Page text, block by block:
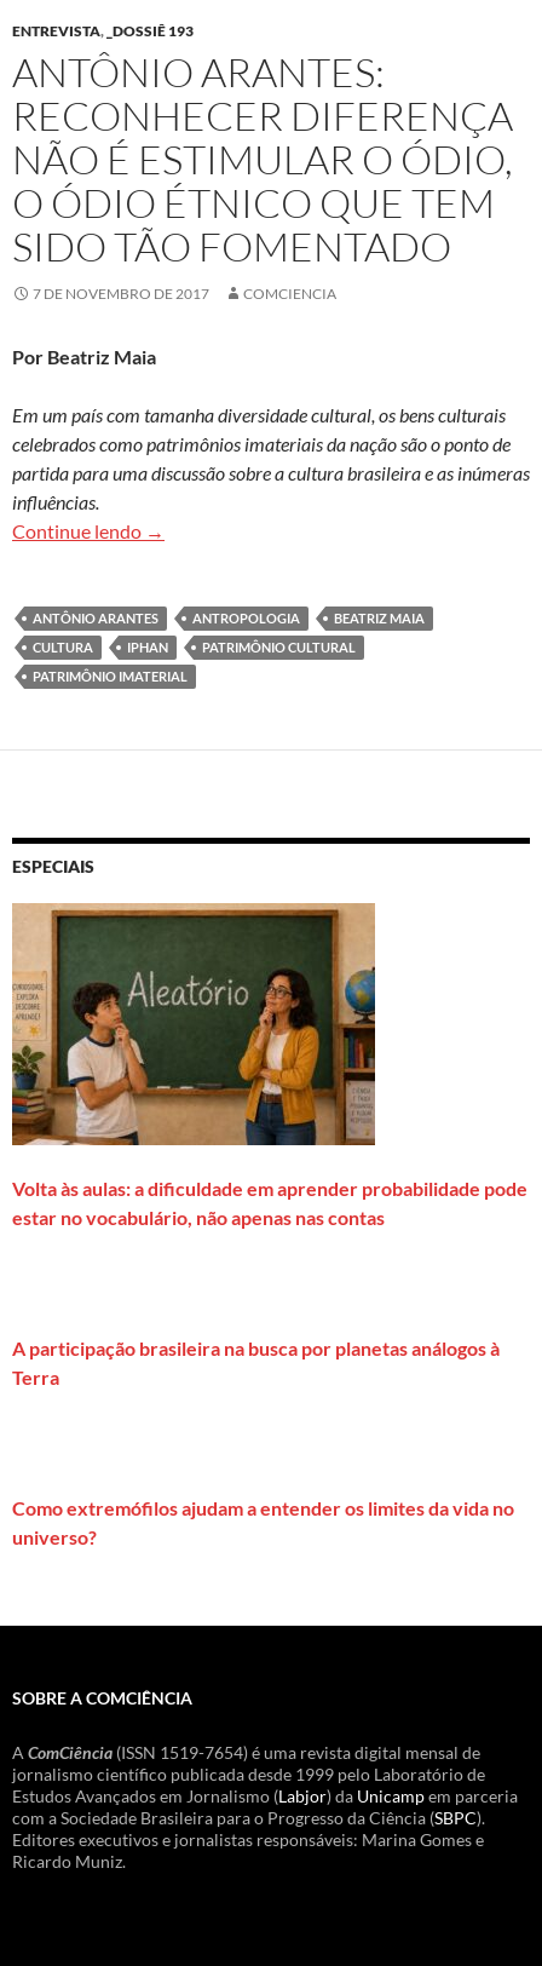
ENTREVISTA, _DOSSIÊ 193
ANTÔNIO ARANTES:
RECONHECER DIFERENÇA
NÃO É ESTIMULAR O ÓDIO,
O ÓDIO ÉTNICO QUE TEM
SIDO TÃO FOMENTADO
7 DE NOVEMBRO DE 2017 COMCIENCIA
Por Beatriz Maia
Em um país com tamanha diversidade cultural, os bens culturais
celebrados como patrimônios imateriais da nação são o ponto de
partida para uma discussão sobre a cultura brasileira e as inúmeras
influências.
Continue lendo Antônio Arantes: reconhecer diferença não é
→
ANTÔNIO ARANTES ANTROPOLOGIA
BEATRIZ MAIA
CULTURA
IPHAN
PATRIMÔNIO CULTURAL
PATRIMÔNIO IMATERIAL
ESPECIAIS
Volta às aulas: a dificuldade em aprender probabilidade pode
estar no vocabulário, não apenas nas contas
A participação brasileira na busca por planetas análogos à
Terra
Como extremófilos ajudam a entender os limites da vida no
universo?
SOBRE A COMCIÊNCIA
A ComCiência (ISSN 1519-7654) é uma revista digital mensal de
jornalismo científico publicada desde 1999 pelo Laboratório de
Estudos Avançados em Jornalismo (Labjor) da Unicampem parceria
com a Sociedade Brasileira para o Progresso da Ciência (SBPC).
Editores executivos e jornalistas responsáveis: Marina Gomes e
Ricardo Muniz.